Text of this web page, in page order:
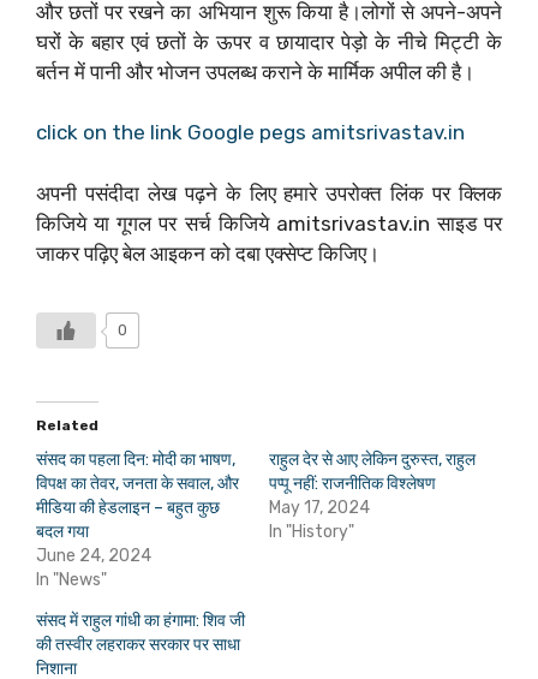
और छतों पर रखने का अभियान शुरू किया है।लोगों से अपने-अपने
घरों के बहार एवं छतों के ऊपर व छायादार पेड़ो के नीचे मिट्टी के
बर्तन में पानी और भोजन उपलब्ध कराने के मार्मिक अपील की है।
click on the link Google pegs amitsrivastav.in
अपनी पसंदीदा लेख पढ़ने के लिए हमारे उपरोक्त लिंक पर क्लिक
किजिये या गूगल पर सर्च किजिये amitsrivastav.in साइड पर
जाकर पढ़िए बेल आइकन को दबा एक्सेप्ट किजिए।
0
Related
संसद का पहला दिन: मोदी का भाषण,
विपक्ष का तेवर, जनता के सवाल, और
मीडिया की हेडलाइन – बहुत कुछ
बदल गया
June 24, 2024
In "News"
राहुल देर से आए लेकिन दुरुस्त, राहुल
पप्पू नहीं: राजनीतिक विश्लेषण
May 17, 2024
In "History"
संसद में राहुल गांधी का हंगामा: शिव जी
की तस्वीर लहराकर सरकार पर साधा
निशाना